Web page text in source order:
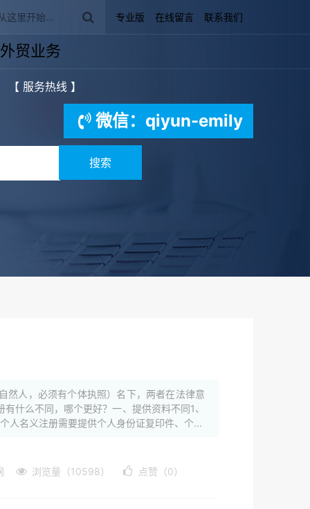
专业版 在线留言 联系我们
外贸业务
【 服务热线 】
微信：qiyun-emily
搜索
然人，必须有个体执照）名下，两者在法律意
什么不同，哪个更好？一、提供资料不同1、
人名义注册需要提供个人身份证复印件、个...
浏览量（10598） 点赞（0）